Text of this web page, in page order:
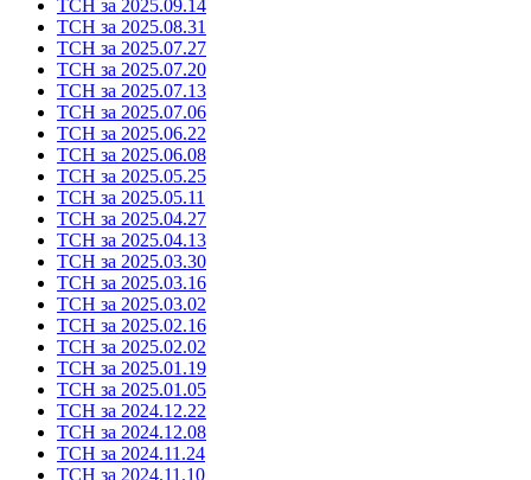
ТСН за 2025.09.14
ТСН за 2025.08.31
ТСН за 2025.07.27
ТСН за 2025.07.20
ТСН за 2025.07.13
ТСН за 2025.07.06
ТСН за 2025.06.22
ТСН за 2025.06.08
ТСН за 2025.05.25
ТСН за 2025.05.11
ТСН за 2025.04.27
ТСН за 2025.04.13
ТСН за 2025.03.30
ТСН за 2025.03.16
ТСН за 2025.03.02
ТСН за 2025.02.16
ТСН за 2025.02.02
ТСН за 2025.01.19
ТСН за 2025.01.05
ТСН за 2024.12.22
ТСН за 2024.12.08
ТСН за 2024.11.24
ТСН за 2024.11.10